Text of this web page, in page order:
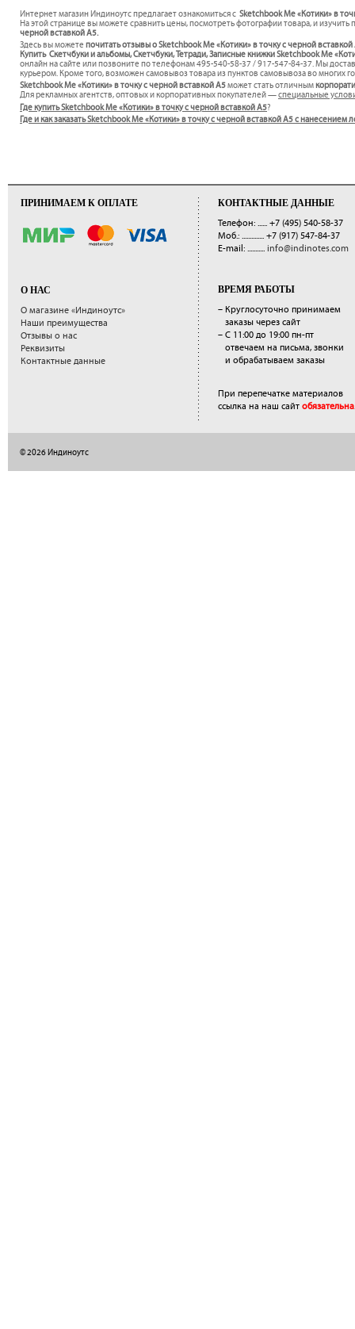
Интернет магазин Индиноутс предлагает ознакомиться с Sketchbook Me «Котики» в
На этой странице вы можете сравнить цены, посмотреть фотографии товара, и
черной вставкой A5.
Здесь вы можете почитать отзывы о Sketchbook Me «Котики» в точку с черной
Купить Скетчбуки и альбомы, Скетчбуки, Тетради, Записные книжки Sketchbook Me
онлайн на сайте или позвоните по телефонам 495-540-58-37 / 917-547-84-37. Мы
курьером. Кроме того, возможен самовывоз товара из пунктов самовывоза во многих
Sketchbook Me «Котики» в точку с черной вставкой A5может стать отличным
Для рекламных агентств, оптовых и корпоративных покупателей —специальные
Где купить Sketchbook Me «Котики» в точку с черной вставкой A5?
Где и как заказать Sketchbook Me «Котики» в точку с черной вставкой A5 с нанесением
ПРИНИМАЕМ К ОПЛАТЕ
О НАС
О магазине «Индиноутс»
Наши преимущества
Отзывы о нас
Реквизиты
Контактные данные
КОНТАКТНЫЕ ДАННЫЕ
Телефон: ...... +7 (495) 540-58-37
Моб.: .............. +7 (917) 547-84-37
E-mail: ........... info@indinotes.com
ВРЕМЯ РАБОТЫ
– Круглосуточно принимаем
заказы через сайт
– С 11:00 до 19:00 пн-пт
отвечаем на письма, звонки
и обрабатываем заказы
При перепечатке материалов
ссылка на наш сайт обязательна.
© 2026 Индиноутс